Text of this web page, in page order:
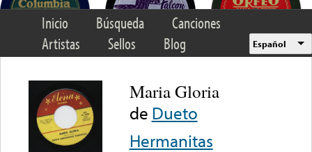
Inicio Búsqueda
Canciones
Artistas
Sellos Blog Español
Maria Gloria
de Dueto
Hermanitas